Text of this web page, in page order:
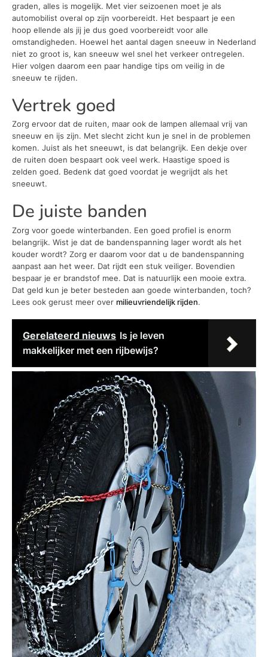
graden, alles is mogelijk. Met vier seizoenen moet je als
automobilist overal op zijn voorbereidt. Het bespaart je een
hoop ellende als jij je dus goed voorbereidt voor alle
omstandigheden. Hoewel het aantal dagen sneeuw in Nederland
niet zo groot is, kan sneeuw wel snel het verkeer ontregelen.
Hier volgen daarom een paar handige tips om veilig in de
sneeuw te rijden.
Vertrek goed
Zorg ervoor dat de ruiten, maar ook de lampen allemaal vrij van
sneeuw en ijs zijn. Met slecht zicht kun je snel in de problemen
komen. Juist als het sneeuwt, is dat belangrijk. Een dekje over
de ruiten doen bespaart ook veel werk. Haastige spoed is
zelden goed. Bedenk dat goed voordat je wegrijdt als het
sneeuwt.
De juiste banden
Zorg voor goede winterbanden. Een goed profiel is enorm
belangrijk. Wist je dat de bandenspanning lager wordt als het
kouder wordt? Zorg er daarom voor dat u de bandenspanning
aanpast aan het weer. Dat rijdt een stuk veiliger. Bovendien
bespaar je er brandstof mee. Dat is natuurlijk een mooie extra.
Dat geld kun je beter besteden aan goede winterbanden, toch?
Lees ook gerust meer over milieuvriendelijk rijden.
Gerelateerd nieuws Is je leven
makkelijker met een rijbewijs?